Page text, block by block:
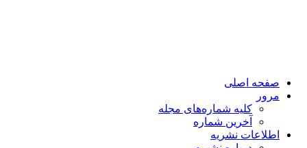
صفحه اصلی
مرور
کلیه شماره‌های مجله
آخرین شماره
اطلاعات نشریه